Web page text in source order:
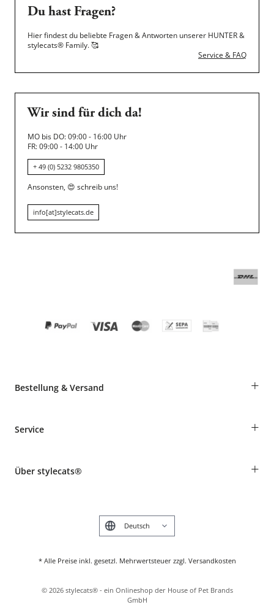
Du hast Fragen?
Hier findest du beliebte Fragen & Antworten unserer HUNTER &
stylecats® Family.🥰
Service & FAQ
Wir sind für dich da!
MO bis DO: 09:00 - 16:00 Uhr
FR: 09:00 - 14:00 Uhr
+ 49 (0) 5232 9805350
Ansonsten, 😍 schreib uns!
info[at]stylecats.de
Bestellung & Versand +
Informationen zur Lieferung
Produkte reklamieren und zurücksenden
Service +
Tierkrankenversicherung
Über stylecats® +
* Alle Preise inkl. gesetzl. Mehrwertsteuer zzgl. Versandkosten
English
© 2026 stylecats® - ein Onlineshop der House of Pet Brands
GmbH